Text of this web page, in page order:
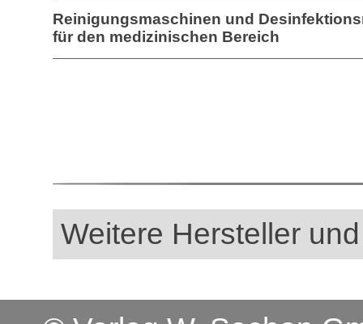
Reinigungsmaschinen und
für den medizinischen Bereich
Weitere Hersteller